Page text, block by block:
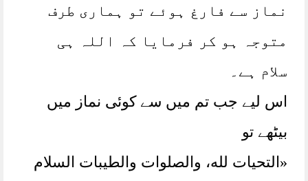
نماز سے فارغ ہوئے تو ہماری طرف
متوجہ ہو کر فرمایا کہ اللہ ہی
سلام ہے۔
اس لیے جب تم میں سے کوئی نماز میں
بیٹھے تو
«التحيات لله،‏‏‏‏ والصلوات والطيبات السلام